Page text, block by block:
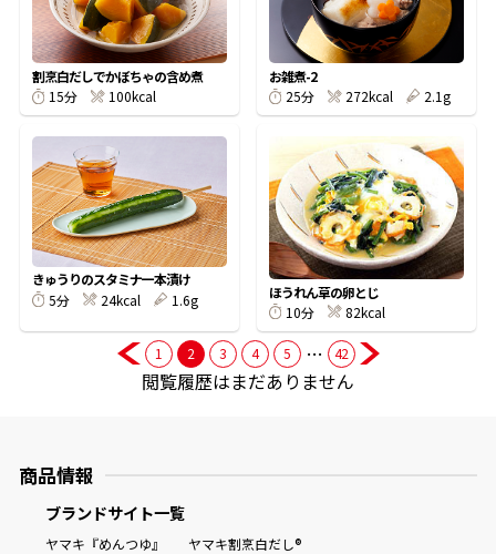
商品情報一覧
おすすめサイト
新鮮一番
氷熟®︎
だしパック
割烹白だしでかぼちゃの含め煮
15分
100kcal
お雑煮-2
25分
272kcal 2.1g
きゅうりのスタミナ一本漬け
5分
24kcal 1.6g
ほうれん草の卵とじ
10分
82kcal
1 2 3 4 5 … 42
閲覧履歴はまだありません
商品情報
ブランドサイト一覧
ヤマキ『めんつゆ』
ヤマキ割烹白だし®